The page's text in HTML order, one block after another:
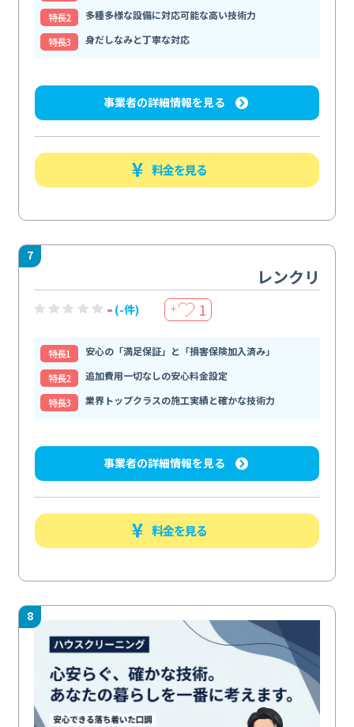
特⻑2
多種多様な設備に対応可能な高い技術力
特⻑3
身だしなみと丁寧な対応
事業者の詳細情報を見る
料金を見る
7
レンクリ
- (-件) ＋ 1
特⻑1
安心の「満足保証」と「損害保険加入済み」
特⻑2
追加費用一切なしの安心料金設定
特⻑3
業界トップクラスの施工実績と確かな技術力
事業者の詳細情報を見る
料金を見る
8